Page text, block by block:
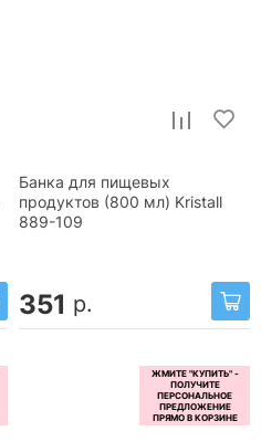
Банка для пищевых
продуктов (800 мл) Kristall
889-109
351 р.